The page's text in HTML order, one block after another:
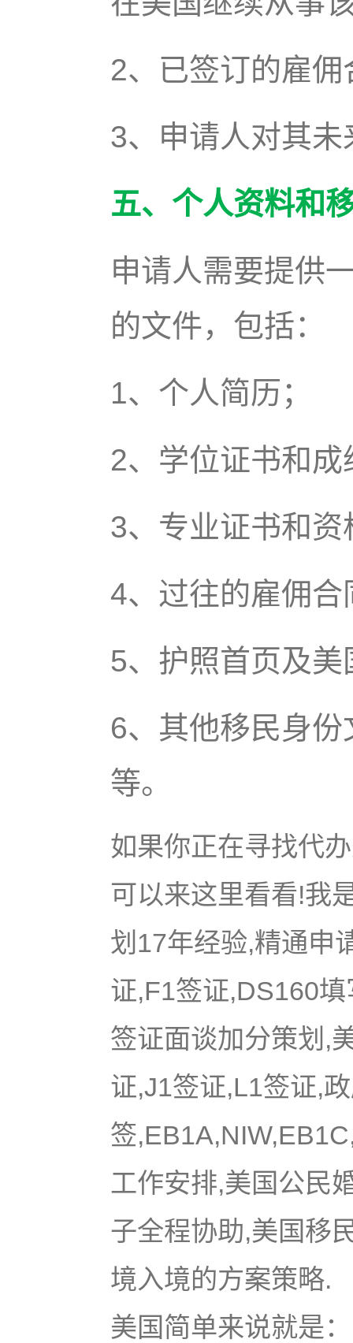
2、已签订的雇
3、申请人对其
五、个人资料和
申请人需要提供
的文件，包括：
1、个人简历；
2、学位证书和成
3、专业证书和资
4、过往的雇佣
5、护照首页及
6、其他移民身
等。
如果你正在寻找代
可以来这里看看!我
划17年经验,精通申
证,F1签证,DS160
签证面谈加分策划,
证,J1签证,L1签证,
签
工作安排,美国公民
子全程协助,美国移
境入境的方案策略.
美国简单来说就是